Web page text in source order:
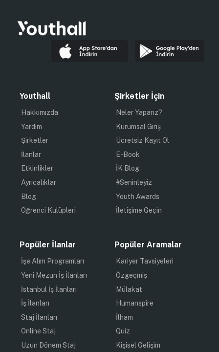
Youthall
Hakkımızda
Yardım
Şirketler
İlanlar
Etkinlikler
Ayrıcalıklar
Blog
Öğrenci Kulüpleri
Şirketler İçin
Neler Yaparız?
Kurumsal Giriş
Ücretsiz Kayıt Ol
E-Book
İK Blog
#Seninleyiz
Youth Awards
İletişime Geçin
Popüler İlanlar
İşe Alım Programları
Yeni Mezun İş İlanları
İstanbul İş İlanları
İş İlanları
Staj İlanları
Online Staj
Uzun Dönem Staj
Popüler Aramalar
Kariyer Tavsiyeleri
Özgeçmiş
Mülakat
Humanspire
İlham
Quiz
Kişisel Gelişim